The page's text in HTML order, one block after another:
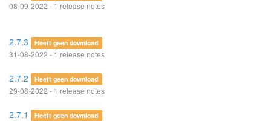
08-09-2022 - 1 release notes
2.7.3 Heeft geen download
31-08-2022 - 1 release notes
2.7.2 Heeft geen download
29-08-2022 - 1 release notes
2.7.1 Heeft geen download